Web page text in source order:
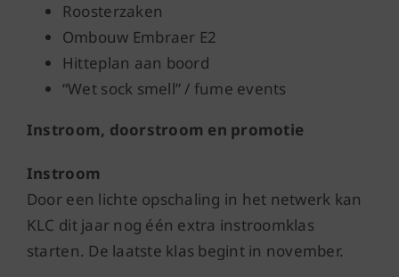
Roosterzaken
Ombouw Embraer E2
Hitteplan aan boord
“Wet sock smell” / fume events
Instroom, doorstroom en promotie
Instroom
Door een lichte opschaling in het netwerk kan
KLC dit jaar nog één extra instroomklas
starten. De laatste klas begint in november.